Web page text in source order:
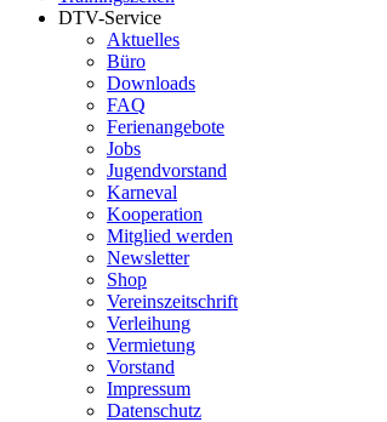
DTV-Service
Aktuelles
Büro
Downloads
FAQ
Ferienangebote
Jobs
Jugendvorstand
Karneval
Kooperation
Mitglied werden
Newsletter
Shop
Vereins­zeitschrift
Verleihung
Vermietung
Vorstand
Impressum
Datenschutz­